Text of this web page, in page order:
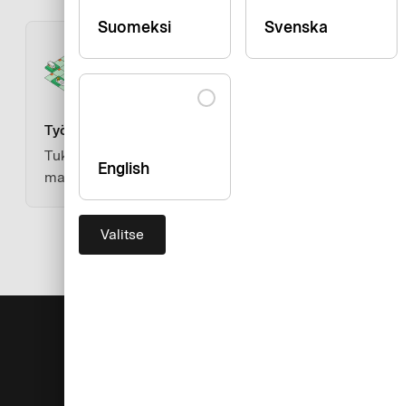
Suomeksi Svenska
English
Valitse
Työskentelen matkatoimistossa tai hotellissa
Tuki koskien eServicea, maksutapahtumia sekä
maksujen käsittelyä kauppiaille.